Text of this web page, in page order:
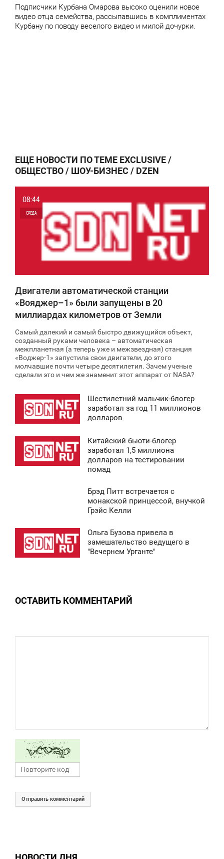
Подписчики Курбана Омарова высоко оценили новое
видео отца семейства, рассыпавшись в комплиментах
Курбану по поводу веселого видео и милой дочурки.
ЕЩЕ НОВОСТИ ПО ТЕМЕ EXCLUSIVE /
ОБЩЕСТВО / ШОУ-БИЗНЕС / DZEN
08:44
СРЕДА
Двигатели автоматической станции
«Вояджер–1» были запущены в 20
миллиардах километров от Земли
Самый далекий и самый быстро движущийся объект,
созданный руками человека – автоматическая
межпланетная (а теперь уже и межзвездная) станция
«Воджер-1» запустила свои двигатели, до этого
молчавшие почти четыре десятилетия. Зачем ученые
сделали это и чем же знаменит этот аппарат от NASA?
Шестилетний мальчик-блогер
заработал за год 11 миллионов
долларов
Китайский бьюти-блогер
заработал 1,5 миллиона
долларов на тестировании
помад
Брэд Питт встречается с
монакской принцессой, внучкой
Грэйс Келли
Ольга Бузова привела в
замешательство ведущего в
"Вечернем Урганте"
ОСТАВИТЬ КОММЕНТАРИЙ
Отправить комментарий